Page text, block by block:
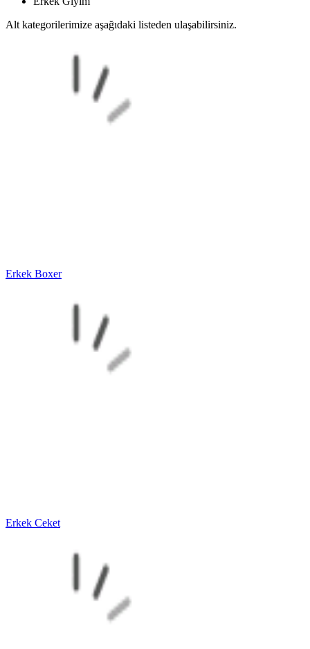
Alt kategorilerimize aşağıdaki listeden ulaşabilirsiniz.
Erkek Boxer
Erkek Ceket